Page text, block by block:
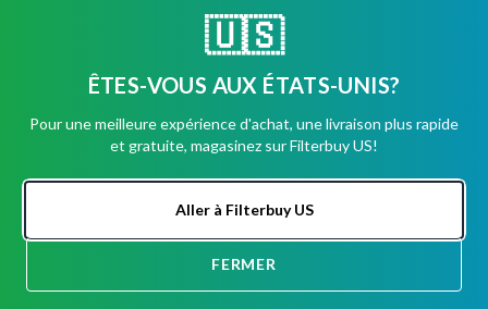
Filtres à air MERV 11
Filtres à air MERV 13
Entreprise
🇺🇸
ÊTES-VOUS AUX ÉTATS-UNIS?
Pour une meilleure expérience d'achat, une livraison plus rapide
et gratuite, magasinez sur Filterbuy US!
Aller à Filterbuy US
FERMER